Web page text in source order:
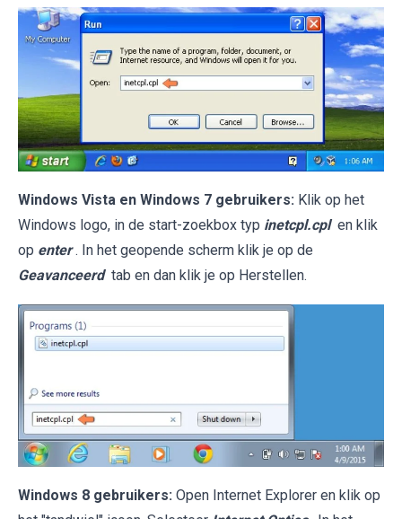
Windows Vista en Windows 7 gebruikers: Klik op het
Windows logo, in de start-zoekbox typ inetcpl.cpl en klik
op enter . In het geopende scherm klik je op de
Geavanceerd tab en dan klik je op Herstellen.
Windows 8 gebruikers: Open Internet Explorer en klik op